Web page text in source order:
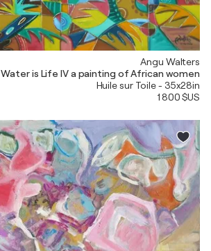
Angu Walters
Water is Life IV a painting of African women
Huile sur Toile - 35x28in
1 800 $US